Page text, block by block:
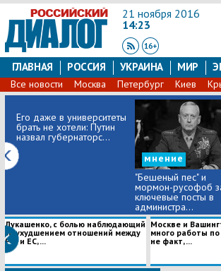
21 ноября 2016
14:23
ГЛАВНАЯ РОССИЯ УКРАИНА МИР
Все новости Москва Петербург Киев
Его даже в университеты
брать не хотели: Путин
назвал губернаторс...
мнение
"Бешеный пес" и
мормон-русофоб
ключевые посты в
администра...
Лукашенко, с болью наблюдающий
за ухудшением отношений между
РФ и ЕС, ...
Москве и
много работы
не факт, ...